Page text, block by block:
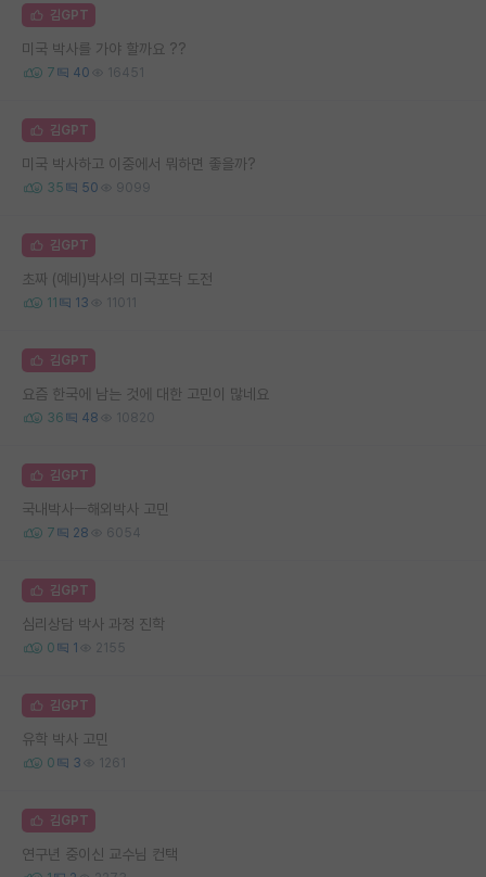
김GPT
미국 박사를 가야 할까요 ??
7 40 16451
김GPT
미국 박사하고 이중에서 뭐하면 좋을까?
35 50 9099
김GPT
초짜 (예비)박사의 미국포닥 도전
11 13 11011
김GPT
요즘 한국에 남는 것에 대한 고민이 많네요
36 48 10820
김GPT
국내박사ㅡ해외박사 고민
7 28 6054
김GPT
심리상담 박사 과정 진학
0 1 2155
김GPT
유학 박사 고민
0 3 1261
김GPT
연구년 중이신 교수님 컨택